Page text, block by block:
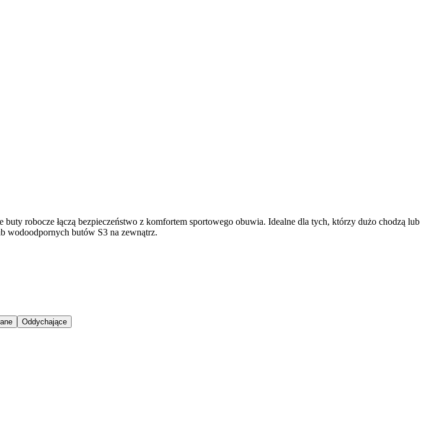
robocze łączą bezpieczeństwo z komfortem sportowego obuwia. Idealne dla tych, którzy dużo chodzą lub
wodoodpornych butów S3 na zewnątrz.
Oddychające